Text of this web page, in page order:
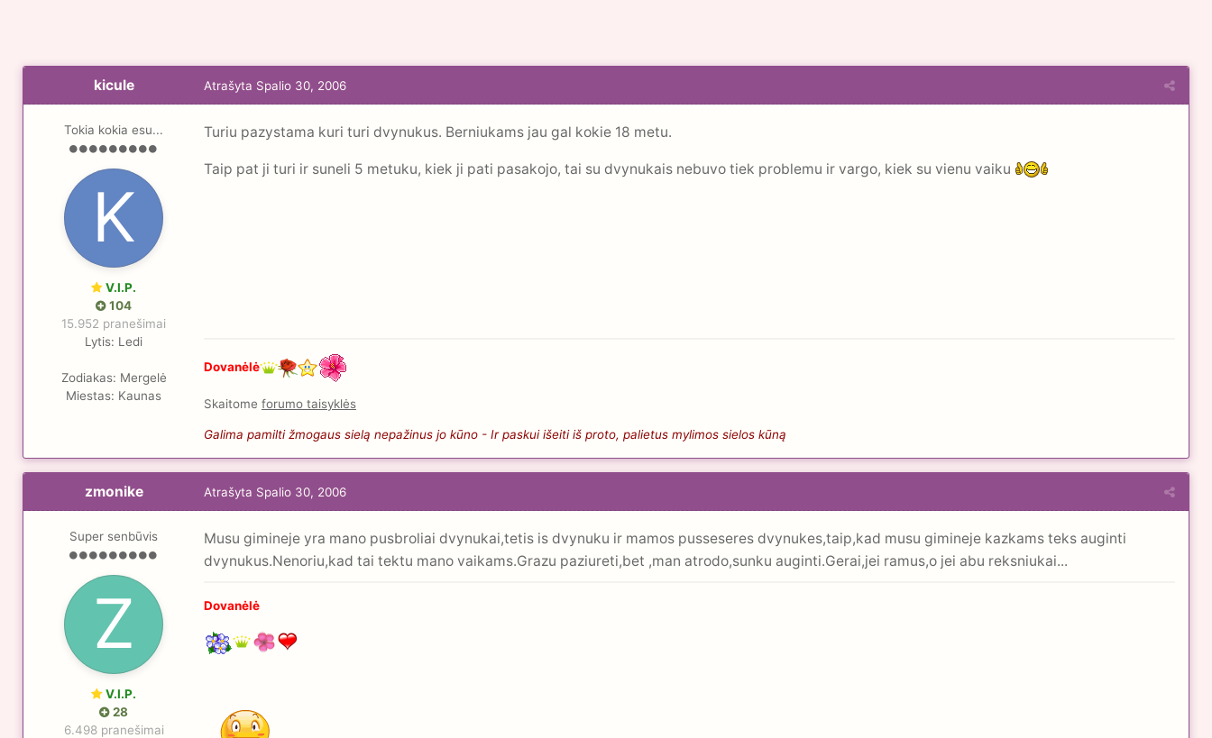
kicule
Tokia kokia esu...
V.I.P.
104
15.952 pranešimai
Lytis: Ledi
Zodiakas: Mergelė
Miestas: Kaunas
Atrašyta Spalio 30, 2006
Turiu pazystama kuri turi dvynukus. Berniukams jau gal kokie 18 metu.
Taip pat ji turi ir suneli 5 metuku, kiek ji pati pasakojo, tai su dvynukais nebuvo tiek problemu ir vargo, kiek su vienu vaiku
Dovanėlė
Skaitome forumo taisyklės
Galima pamilti žmogaus sielą nepažinus jo kūno - Ir paskui išeiti iš proto, palietus mylimos sielos kūną
zmonike
Super senbūvis
V.I.P.
28
6.498 pranešimai
Atrašyta Spalio 30, 2006
Musu gimineje yra mano pusbroliai dvynukai,tetis is dvynuku ir mamos pusseseres dvynukes,taip,kad musu gimineje kazkams teks auginti
dvynukus.Nenoriu,kad tai tektu mano vaikams.Grazu paziureti,bet ,man atrodo,sunku auginti.Gerai,jei ramus,o jei abu reksniukai...
Dovanėlė